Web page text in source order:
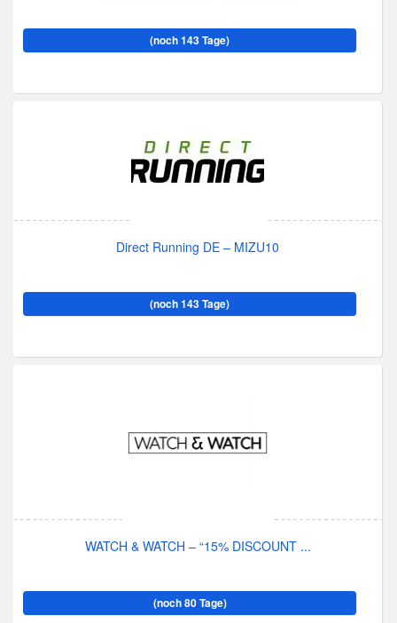
(noch 143 Tage)
Direct Running DE – MIZU10
(noch 143 Tage)
WATCH & WATCH – “15% DISCOUNT ...
(noch 80 Tage)